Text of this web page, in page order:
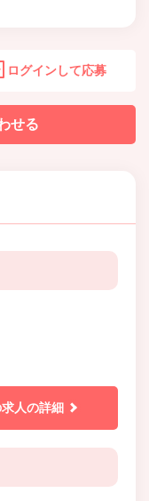
ログインして応募
せる
人の詳細